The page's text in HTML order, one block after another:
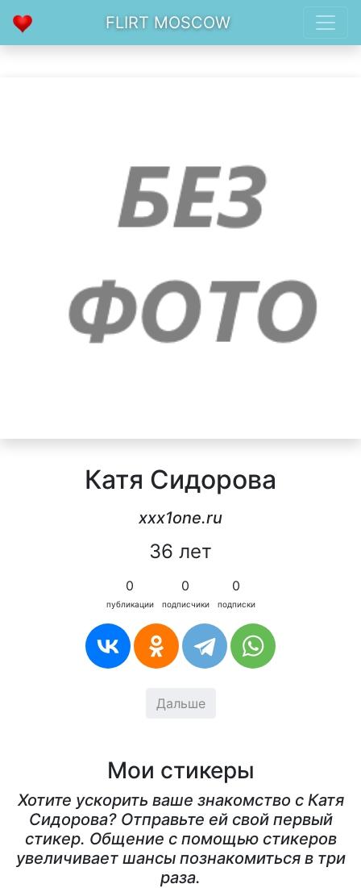
FLIRT MOSCOW
Катя Сидорова
xxx1one.ru
36 лет
0
публикации
0
подписчики
0
подписки
Дальше
Мои стикеры
Хотите ускорить ваше знакомство с Катя
Сидорова? Отправьте ей свой первый
стикер. Общение с помощью стикеров
увеличивает шансы познакомиться в три
раза.